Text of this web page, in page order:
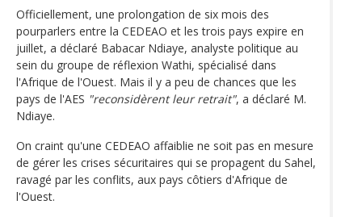
Officiellement, une prolongation de six mois des
pourparlers entre la CEDEAO et les trois pays expire en
juillet, a déclaré Babacar Ndiaye, analyste politique au
sein du groupe de réflexion Wathi, spécialisé dans
l'Afrique de l'Ouest. Mais il y a peu de chances que les
pays de l'AES "reconsidèrent leur retrait", a déclaré M.
Ndiaye.
On craint qu'une CEDEAO affaiblie ne soit pas en mesure
de gérer les crises sécuritaires qui se propagent du Sahel,
ravagé par les conflits, aux pays côtiers d'Afrique de
l'Ouest.